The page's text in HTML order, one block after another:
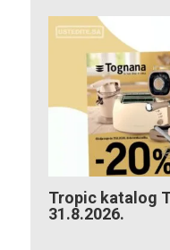
Tropic katalog
31.8.2026.